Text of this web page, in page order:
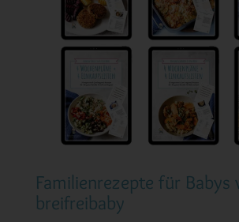
Familienrezepte für Babys
breifreibaby